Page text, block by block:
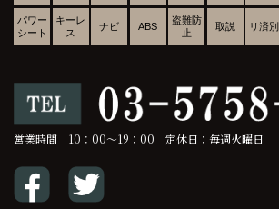
パワー
シート
キーレ
ス
ナビ ABS
盗難防
止
取説 リ済別
営業時間 10：00～19：00 定休日：毎週火曜日